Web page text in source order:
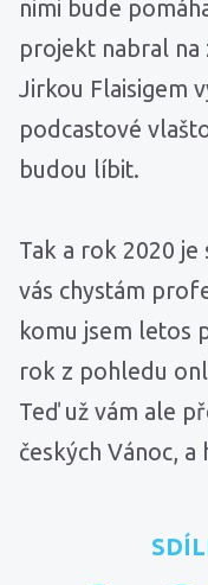
nimi bude
projekt nabral na
Jirkou Flaisigem
podcastové
budou líbit.
Tak a rok 2020
vás chystám
komu jsem letos
rok z pohledu
Teď už vám ale
českých Vánoc,